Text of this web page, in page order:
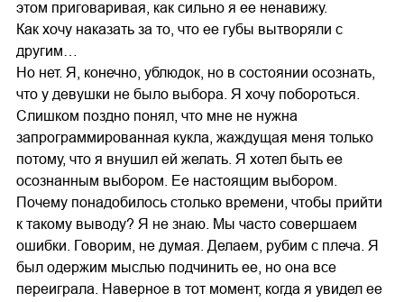
этом приговаривая, как сильно я ее ненавижу.
Как хочу наказать за то, что ее губы вытворяли с
другим…
Но нет. Я, конечно, ублюдок, но в состоянии осознать,
что у девушки не было выбора. Я хочу побороться.
Слишком поздно понял, что мне не нужна
запрограммированная кукла, жаждущая меня только
потому, что я внушил ей желать. Я хотел быть ее
осознанным выбором. Ее настоящим выбором.
Почему понадобилось столько времени, чтобы прийти
к такому выводу? Я не знаю. Мы часто совершаем
ошибки. Говорим, не думая. Делаем, рубим с плеча. Я
был одержим мыслью подчинить ее, но она все
переиграла. Наверное в тот момент, когда я увидел ее